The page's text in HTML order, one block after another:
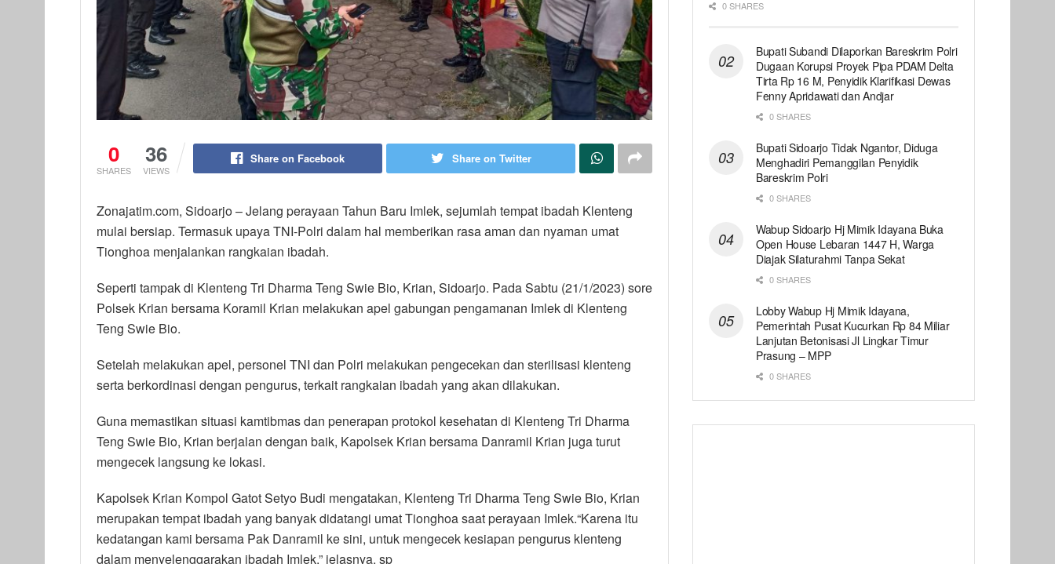
0
SHARES
36
VIEWS
Share on Facebook Share on Twitter
Zonajatim.com, Sidoarjo – Jelang perayaan Tahun Baru Imlek, sejumlah tempat ibadah Klenteng
mulai bersiap. Termasuk upaya TNI-Polri dalam hal memberikan rasa aman dan nyaman umat
Tionghoa menjalankan rangkaian ibadah.
Seperti tampak di Klenteng Tri Dharma Teng Swie Bio, Krian, Sidoarjo. Pada Sabtu (21/1/2023) sore
Polsek Krian bersama Koramil Krian melakukan apel gabungan pengamanan Imlek di Klenteng
Teng Swie Bio.
Setelah melakukan apel, personel TNI dan Polri melakukan pengecekan dan sterilisasi klenteng
serta berkordinasi dengan pengurus, terkait rangkaian ibadah yang akan dilakukan.
Guna memastikan situasi kamtibmas dan penerapan protokol kesehatan di Klenteng Tri Dharma
Teng Swie Bio, Krian berjalan dengan baik, Kapolsek Krian bersama Danramil Krian juga turut
mengecek langsung ke lokasi.
Kapolsek Krian Kompol Gatot Setyo Budi mengatakan, Klenteng Tri Dharma Teng Swie Bio, Krian
merupakan tempat ibadah yang banyak didatangi umat Tionghoa saat perayaan Imlek.“Karena itu
kedatangan kami bersama Pak Danramil ke sini, untuk mengecek kesiapan pengurus klenteng
dalam menyelenggarakan ibadah Imlek,” jelasnya. sp
0 SHARES
Bupati Subandi Dilaporkan Bareskrim Polri
Dugaan Korupsi Proyek Pipa PDAM Delta
Tirta Rp 16 M, Penyidik Klarifikasi Dewas
Fenny Apridawati dan Andjar
0 SHARES
Bupati Sidoarjo Tidak Ngantor, Diduga
Menghadiri Pemanggilan Penyidik
Bareskrim Polri
0 SHARES
Wabup Sidoarjo Hj Mimik Idayana Buka
Open House Lebaran 1447 H, Warga
Diajak Silaturahmi Tanpa Sekat
0 SHARES
Lobby Wabup Hj Mimik Idayana,
Pemerintah Pusat Kucurkan Rp 84 Miliar
Lanjutan Betonisasi Jl Lingkar Timur
Prasung – MPP
0 SHARES